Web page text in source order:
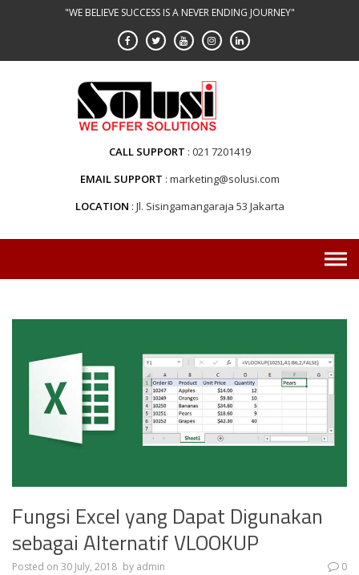
"WE BELIEVE SUCCESS IS A NEVER ENDING JOURNEY"
CALL SUPPORT 021 7201419
EMAIL SUPPORT marketing@solusi.com
LOCATION Jl. Sisingamangaraja 53 Jakarta
Fungsi Excel yang Dapat Digunakan
sebagai Alternatif VLOOKUP
Posted on 30 July, 2018 by admin 0